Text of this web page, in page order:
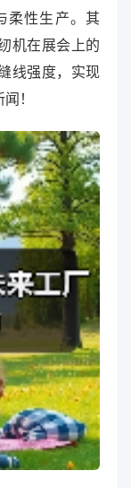
柔性生产。其
机在展会上的
线强度，实现
！